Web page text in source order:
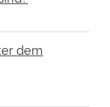
dem